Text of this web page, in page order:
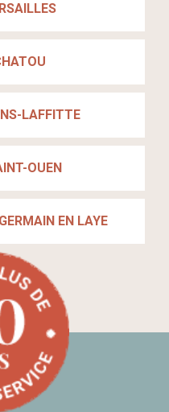
LAFFITTE
OUEN
EN LAYE